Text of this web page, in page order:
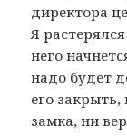
директора
Я
него
надо будет
его
замка, ни